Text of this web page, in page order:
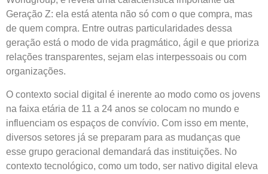
Geração Z: ela está atenta não só com o que compra, mas
de quem compra. Entre outras particularidades dessa
geração está o modo de vida pragmático, ágil e que prioriza
relações transparentes, sejam elas interpessoais ou com
organizações.
O contexto social digital é inerente ao modo como os jovens
na faixa etária de 11 a 24 anos se colocam no mundo e
influenciam os espaços de convívio. Com isso em mente,
diversos setores já se preparam para as mudanças que
esse grupo geracional demandará das instituições. No
contexto tecnológico, como um todo, ser nativo digital eleva